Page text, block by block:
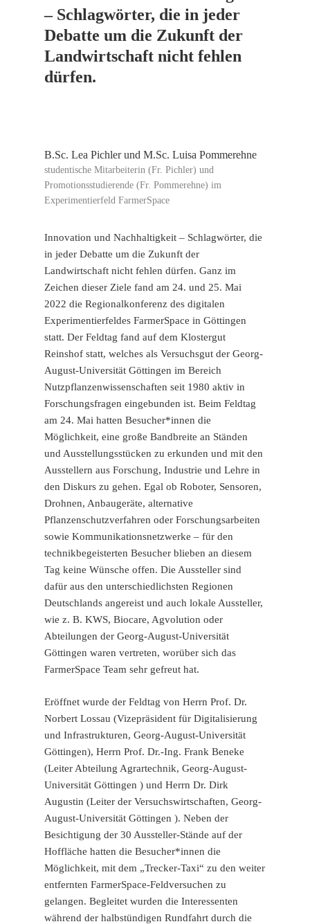
– Schlagwörter, die in jeder
Debatte um die Zukunft der
Landwirtschaft nicht fehlen
dürfen.
B.Sc. Lea Pichler und M.Sc. Luisa Pommerehne
studentische Mitarbeiterin (Fr. Pichler) und
Promotionsstudierende (Fr. Pommerehne) im
Experimentierfeld FarmerSpace
Innovation und Nachhaltigkeit – Schlagwörter, die
in jeder Debatte um die Zukunft der
Landwirtschaft nicht fehlen dürfen. Ganz im
Zeichen dieser Ziele fand am 24. und 25. Mai
2022 die Regionalkonferenz des digitalen
Experimentierfeldes FarmerSpace in Göttingen
statt. Der Feldtag fand auf dem Klostergut
Reinshof statt, welches als Versuchsgut der Georg-
August-Universität Göttingen im Bereich
Nutzpflanzenwissenschaften seit 1980 aktiv in
Forschungsfragen eingebunden ist. Beim Feldtag
am 24. Mai hatten Besucher*innen die
Möglichkeit, eine große Bandbreite an Ständen
und Ausstellungsstücken zu erkunden und mit den
Ausstellern aus Forschung, Industrie und Lehre in
den Diskurs zu gehen. Egal ob Roboter, Sensoren,
Drohnen, Anbaugeräte, alternative
Pflanzenschutzverfahren oder Forschungsarbeiten
sowie Kommunikationsnetzwerke – für den
technikbegeisterten Besucher blieben an diesem
Tag keine Wünsche offen. Die Aussteller sind
dafür aus den unterschiedlichsten Regionen
Deutschlands angereist und auch lokale Aussteller,
wie z. B. KWS, Biocare, Agvolution oder
Abteilungen der Georg-August-Universität
Göttingen waren vertreten, worüber sich das
FarmerSpace Team sehr gefreut hat.
Eröffnet wurde der Feldtag von Herrn Prof. Dr.
Norbert Lossau (Vizepräsident für Digitalisierung
und Infrastrukturen, Georg-August-Universität
Göttingen), Herrn Prof. Dr.-Ing. Frank Beneke
(Leiter Abteilung Agrartechnik, Georg-August-
Universität Göttingen ) und Herrn Dr. Dirk
Augustin (Leiter der Versuchswirtschaften, Georg-
August-Universität Göttingen ). Neben der
Besichtigung der 30 Aussteller-Stände auf der
Hoffläche hatten die Besucher*innen die
Möglichkeit, mit dem „Trecker-Taxi“ zu den weiter
entfernten FarmerSpace-Feldversuchen zu
gelangen. Begleitet wurden die Interessenten
während der halbstündigen Rundfahrt durch die